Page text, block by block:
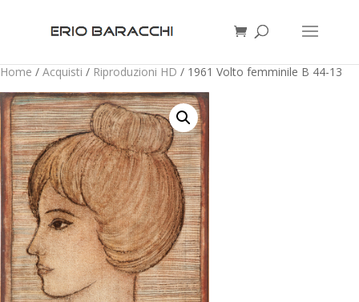
Home / Acquisti / Riproduzioni HD / 1961 Volto femminile B 44-13